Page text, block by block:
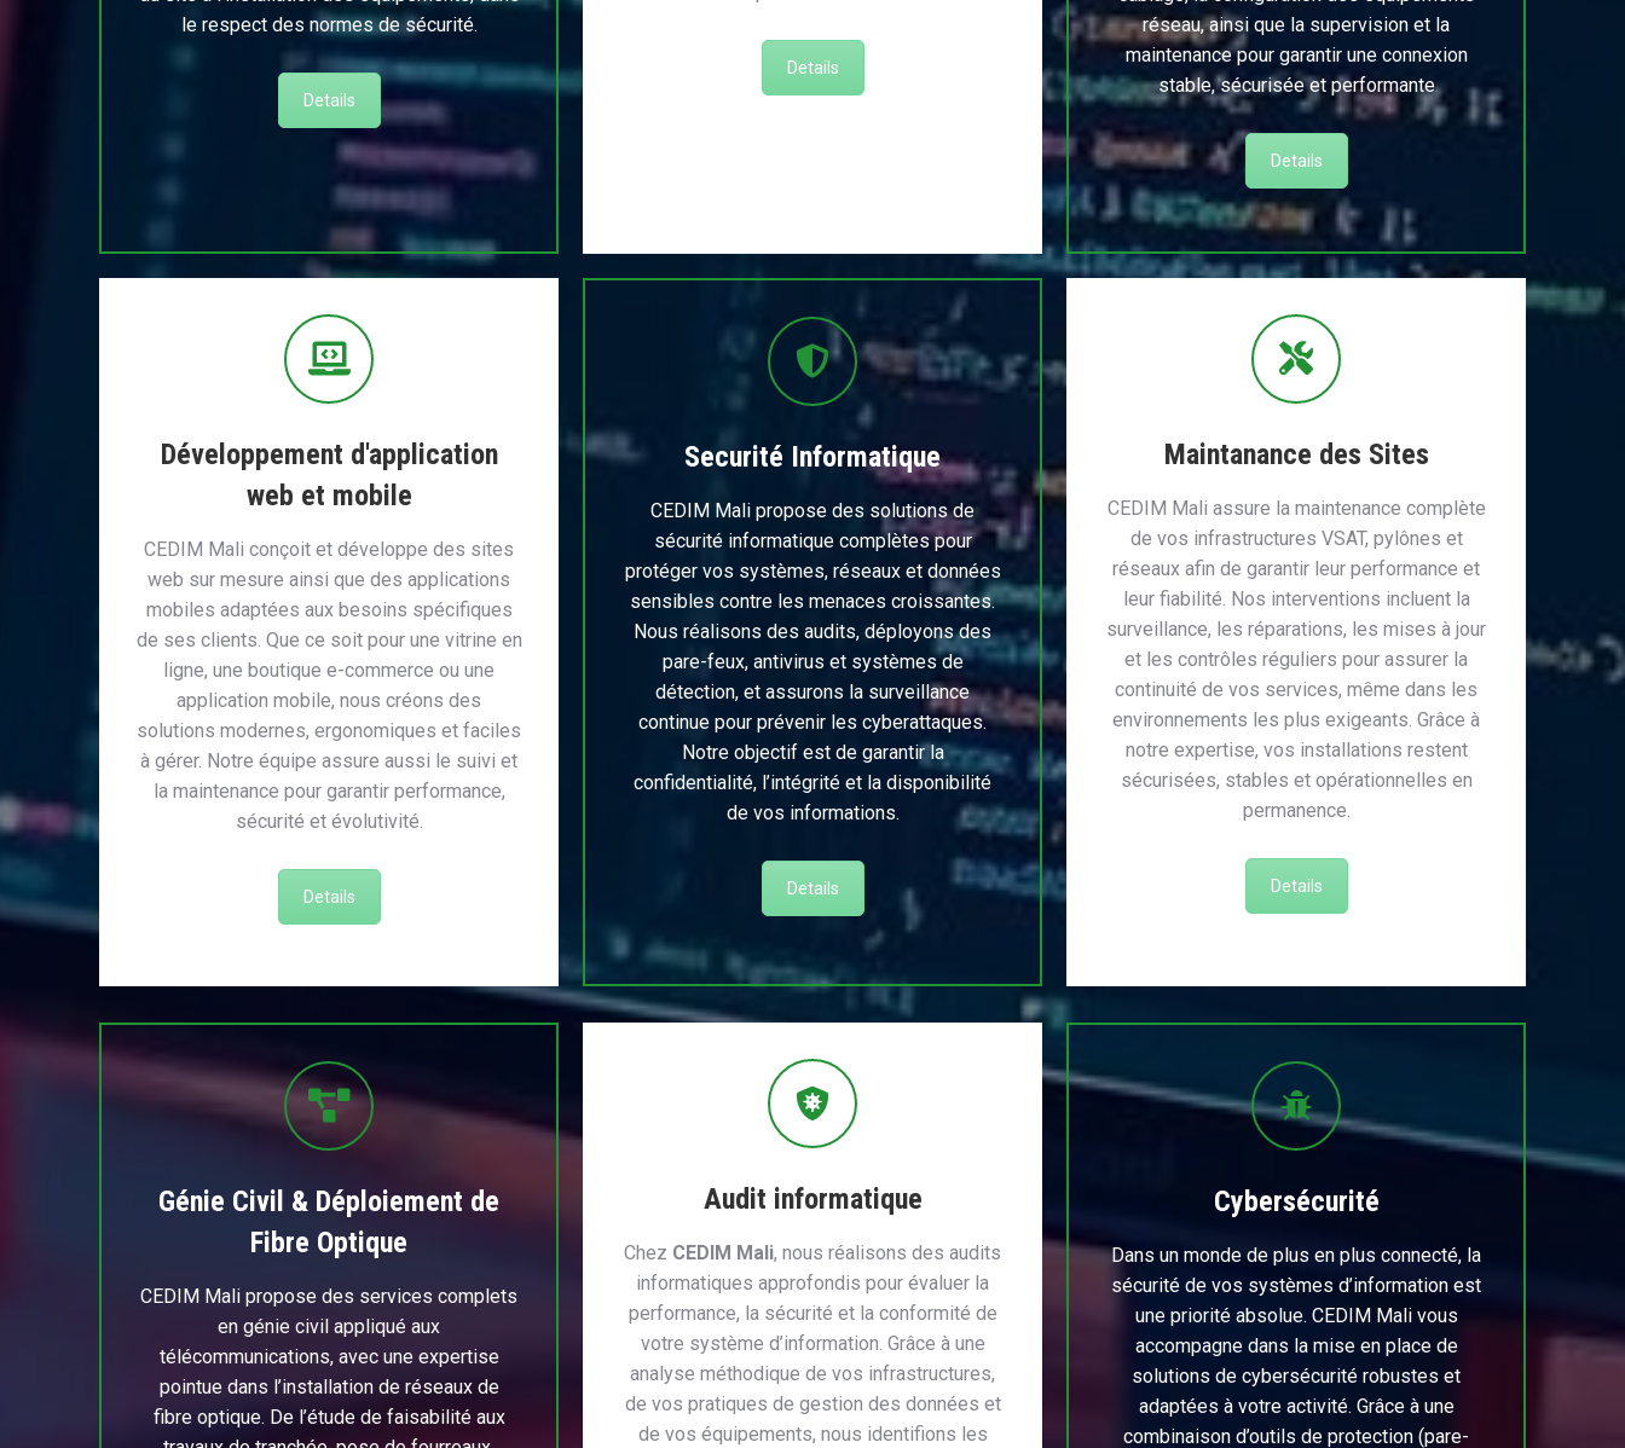
le respect des normes de sécurité.
Details
Details
réseau, ainsi que la supervision et la
maintenance pour garantir une connexion
stable, sécurisée et performante
Details
Développement d'application
web et mobile
CEDIM Mali conçoit et développe des sites
web sur mesure ainsi que des applications
mobiles adaptées aux besoins spécifiques
de ses clients. Que ce soit pour une vitrine en
ligne, une boutique e-commerce ou une
application mobile, nous créons des
solutions modernes, ergonomiques et faciles
à gérer. Notre équipe assure aussi le suivi et
la maintenance pour garantir performance,
sécurité et évolutivité.
Details
Securité Informatique
CEDIM Mali propose des solutions de
sécurité informatique complètes pour
protéger vos systèmes, réseaux et données
sensibles contre les menaces croissantes.
Nous réalisons des audits, déployons des
pare-feux, antivirus et systèmes de
détection, et assurons la surveillance
continue pour prévenir les cyberattaques.
Notre objectif est de garantir la
confidentialité, l’intégrité et la disponibilité
de vos informations.
Details
Maintanance des Sites
CEDIM Mali assure la maintenance complète
de vos infrastructures VSAT, pylônes et
réseaux afin de garantir leur performance et
leur fiabilité. Nos interventions incluent la
surveillance, les réparations, les mises à jour
et les contrôles réguliers pour assurer la
continuité de vos services, même dans les
environnements les plus exigeants. Grâce à
notre expertise, vos installations restent
sécurisées, stables et opérationnelles en
permanence.
Details
Génie Civil & Déploiement de
Fibre Optique
CEDIM Mali propose des services complets
en génie civil appliqué aux
télécommunications, avec une expertise
pointue dans l’installation de réseaux de
fibre optique. De l’étude de faisabilité aux
Audit informatique
Chez CEDIM Mali, nous réalisons des audits
informatiques approfondis pour évaluer la
performance, la sécurité et la conformité de
votre système d’information. Grâce à une
analyse méthodique de vos infrastructures,
de vos pratiques de gestion des données et
de vos équipements, nous identifions les
Cybersécurité
Dans un monde de plus en plus connecté, la
sécurité de vos systèmes d’information est
une priorité absolue. CEDIM Mali vous
accompagne dans la mise en place de
solutions de cybersécurité robustes et
adaptées à votre activité. Grâce à une
combinaison d’outils de protection (pare-